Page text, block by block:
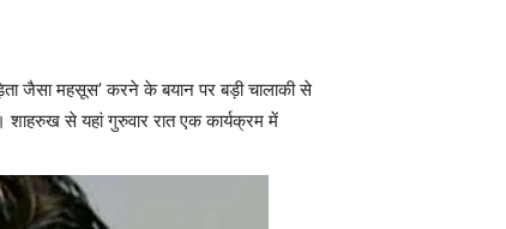
जैसा महसूस’ करने के बयान पर बड़ी चालाकी से
से यहां गुरुवार रात एक कार्यक्रम में